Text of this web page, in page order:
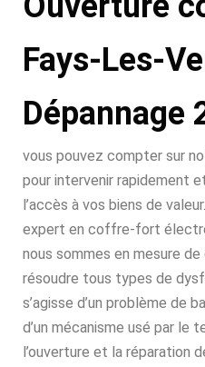
Fays-Les-
Dépannage
vous pouvez compter sur
pour intervenir rapidement
l’accès à vos biens de
expert en coffre-fort
nous sommes en mesure
résoudre tous types de
s’agisse d’un problème de
d’un mécanisme usé par le
l’ouverture et la réparation